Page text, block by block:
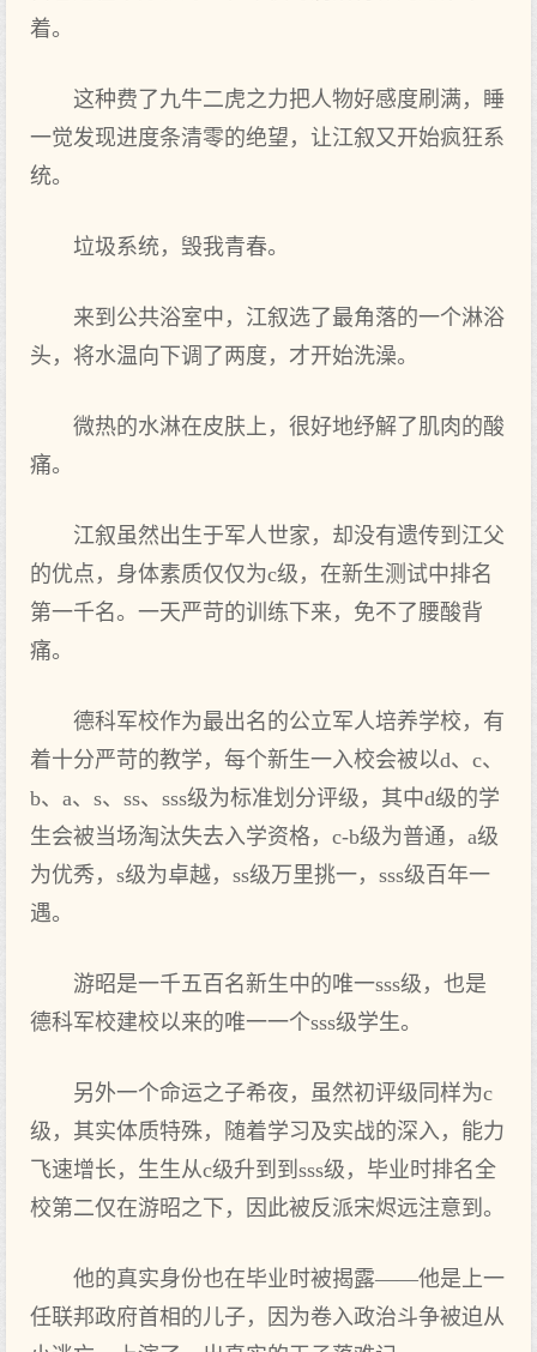
着。
这种费了九牛二虎之力把人物好感度刷满，睡
一觉发现进度条清零的绝望，让江叙又开始疯狂系
统。
垃圾系统，毁我青春。
来到公共浴室中，江叙选了最角落的一个淋浴
头，将水温向下调了两度，才开始洗澡。
微热的水淋在皮肤上，很好地纾解了肌肉的酸
痛。
江叙虽然出生于军人世家，却没有遗传到江父
的优点，身体素质仅仅为c级，在新生测试中排名
第一千名。一天严苛的训练下来，免不了腰酸背
痛。
德科军校作为最出名的公立军人培养学校，有
着十分严苛的教学，每个新生一入校会被以d、c、
b、a、s、ss、sss级为标准划分评级，其中d级的学
生会被当场淘汰失去入学资格，c-b级为普通，a级
为优秀，s级为卓越，ss级万里挑一，sss级百年一
遇。
游昭是一千五百名新生中的唯一sss级，也是
德科军校建校以来的唯一一个sss级学生。
另外一个命运之子希夜，虽然初评级同样为c
级，其实体质特殊，随着学习及实战的深入，能力
飞速增长，生生从c级升到到sss级，毕业时排名全
校第二仅在游昭之下，因此被反派宋烬远注意到。
他的真实身份也在毕业时被揭露——他是上一
任联邦政府首相的儿子，因为卷入政治斗争被迫从